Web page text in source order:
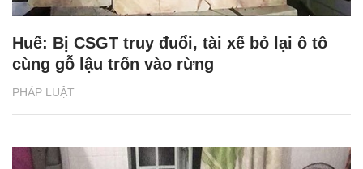
PHÁP LUẬT
Huế: Bị CSGT truy đuổi, tài xế bỏ lại ô tô
cùng gỗ lậu trốn vào rừng